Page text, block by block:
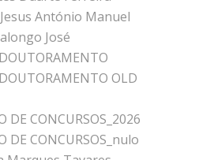
António Manuel
José
OLD
DE CONCURSOS_2026
DE CONCURSOS_nulo